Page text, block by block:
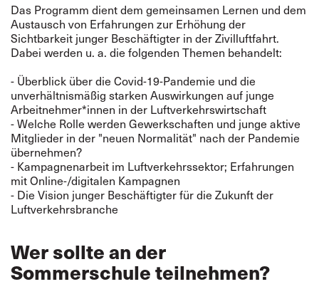
Das Programm dient dem gemeinsamen Lernen und dem
Austausch von Erfahrungen zur Erhöhung der
Sichtbarkeit junger Beschäftigter in der Zivilluftfahrt.
Dabei werden u. a. die folgenden Themen behandelt:
- Überblick über die Covid-19-Pandemie und die
unverhältnismäßig starken Auswirkungen auf junge
Arbeitnehmer*innen in der Luftverkehrswirtschaft
- Welche Rolle werden Gewerkschaften und junge aktive
Mitglieder in der "neuen Normalität" nach der Pandemie
übernehmen?
- Kampagnenarbeit im Luftverkehrssektor; Erfahrungen
mit Online-/digitalen Kampagnen
- Die Vision junger Beschäftigter für die Zukunft der
Luftverkehrsbranche
Wer sollte an der
Sommerschule teilnehmen?